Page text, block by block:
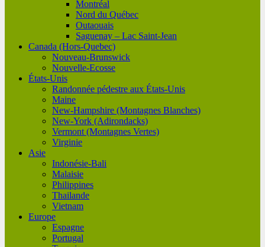
Montréal
Nord du Québec
Outaouais
Saguenay – Lac Saint-Jean
Canada (Hors-Quebec)
Nouveau-Brunswick
Nouvelle-Ecosse
États-Unis
Randonnée pédestre aux États-Unis
Maine
New-Hampshire (Montagnes Blanches)
New-York (Adirondacks)
Vermont (Montagnes Vertes)
Virginie
Asie
Indonésie-Bali
Malaisie
Philippines
Thailande
Vietnam
Europe
Espagne
Portugal